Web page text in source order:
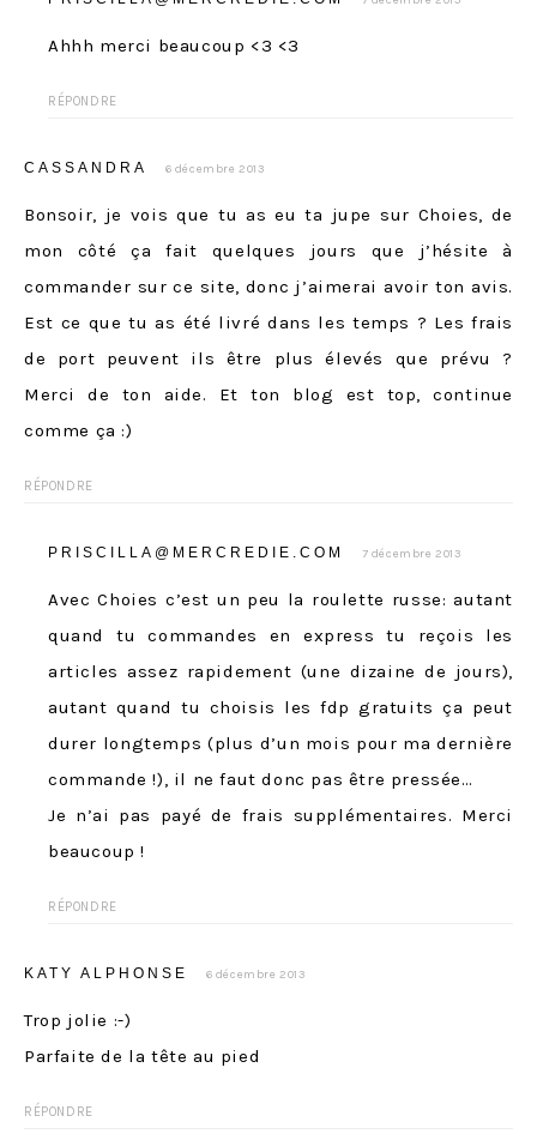
Ahhh merci beaucoup <3 <3
RÉPONDRE
CASSANDRA 6 décembre 2013
Bonsoir, je vois que tu as eu ta jupe sur Choies, de
mon côté ça fait quelques jours que j’hésite à
commander sur ce site, donc j’aimerai avoir ton avis.
Est ce que tu as été livré dans les temps ? Les frais
de port peuvent ils être plus élevés que prévu ?
Merci de ton aide. Et ton blog est top, continue
comme ça :)
RÉPONDRE
PRISCILLA@MERCREDIE.COM 7 décembre 2013
Avec Choies c’est un peu la roulette russe: autant
quand tu commandes en express tu reçois les
articles assez rapidement (une dizaine de jours),
autant quand tu choisis les fdp gratuits ça peut
durer longtemps (plus d’un mois pour ma dernière
commande !), il ne faut donc pas être pressée…
Je n’ai pas payé de frais supplémentaires. Merci
beaucoup !
RÉPONDRE
KATY ALPHONSE 6 décembre 2013
Trop jolie :-)
Parfaite de la tête au pied
RÉPONDRE